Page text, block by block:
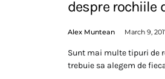
despre rochiile
Alex Muntean March 9,
Sunt mai multe tipuri de
trebuie sa alegem de